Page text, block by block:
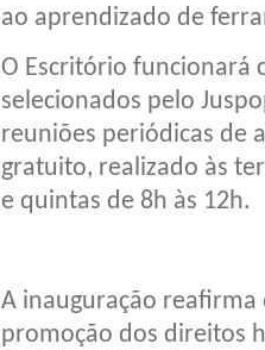
ao aprendizado de
O Escritório funcionará
selecionados pelo
reuniões periódicas de
gratuito, realizado às
e quintas de 8h às 12h.
A inauguração
promoção dos direitos